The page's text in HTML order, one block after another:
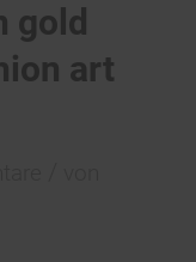
gold
art